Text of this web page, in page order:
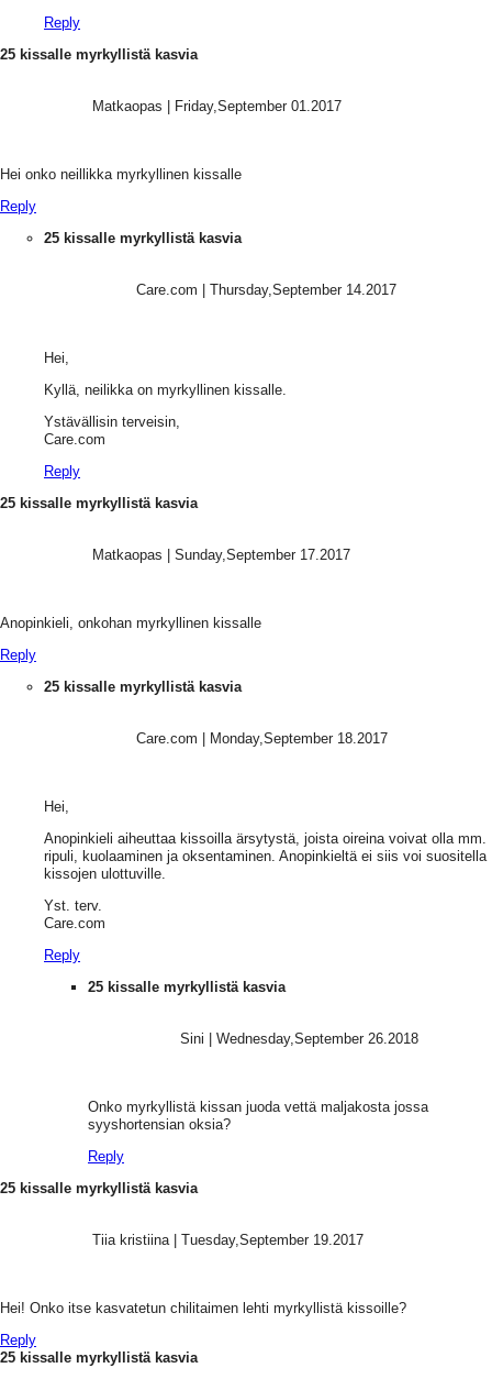
Reply
25 kissalle myrkyllistä kasvia
Matkaopas Friday,September 01.2017
Hei onko neillikka myrkyllinen kissalle
Reply
25 kissalle myrkyllistä kasvia
Care.com Thursday,September 14.2017
Hei,
Kyllä, neilikka on myrkyllinen kissalle.
Ystävällisin terveisin,
Care.com
Reply
25 kissalle myrkyllistä kasvia
Matkaopas Sunday,September 17.2017
Anopinkieli, onkohan myrkyllinen kissalle
Reply
25 kissalle myrkyllistä kasvia
Care.com Monday,September 18.2017
Hei,
Anopinkieli aiheuttaa kissoilla ärsytystä, joista oireina voivat olla mm.
ripuli, kuolaaminen ja oksentaminen. Anopinkieltä ei siis voi suositella
kissojen ulottuville.
Yst. terv.
Care.com
Reply
25 kissalle myrkyllistä kasvia
Sini Wednesday,September 26.2018
Onko myrkyllistä kissan juoda vettä maljakosta jossa
syyshortensian oksia?
Reply
25 kissalle myrkyllistä kasvia
Tiia kristiina| Tuesday,September 19.2017
Hei! Onko itse kasvatetun chilitaimen lehti myrkyllistä kissoille?
Reply
25 kissalle myrkyllistä kasvia